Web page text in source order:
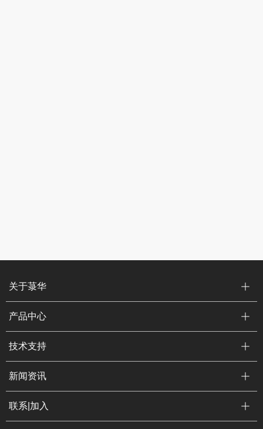
关于菉华
产品中心
技术支持
新闻资讯
联系|加入